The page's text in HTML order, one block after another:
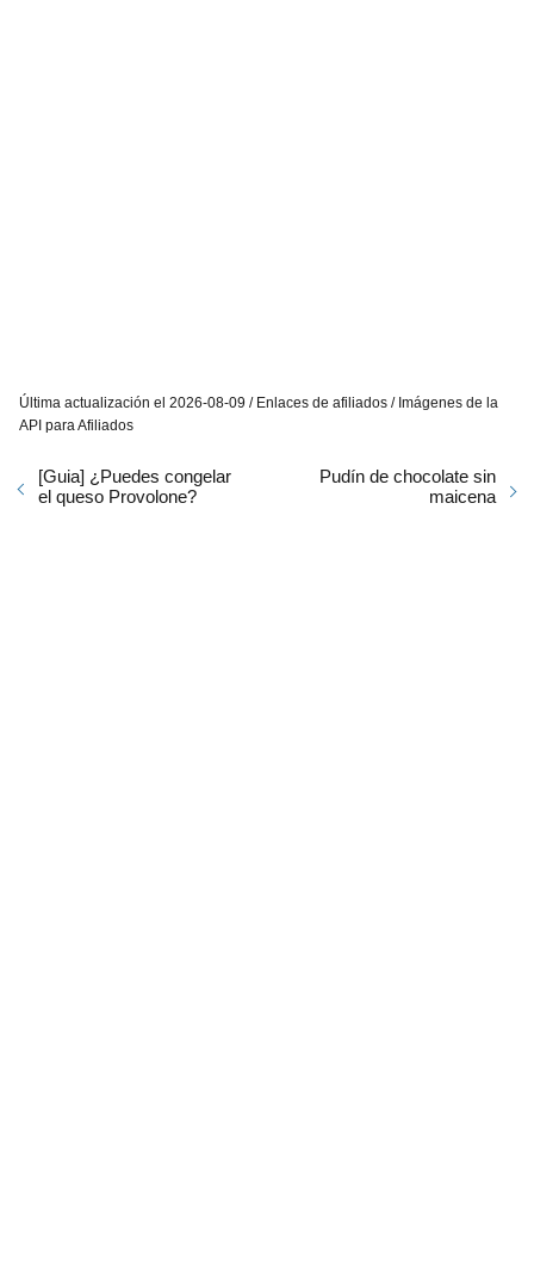
Última actualización el 2026-08-09 / Enlaces de afiliados / Imágenes de la
API para Afiliados
[Guia] ¿Puedes congelar
el queso Provolone?
Pudín de chocolate sin
maicena